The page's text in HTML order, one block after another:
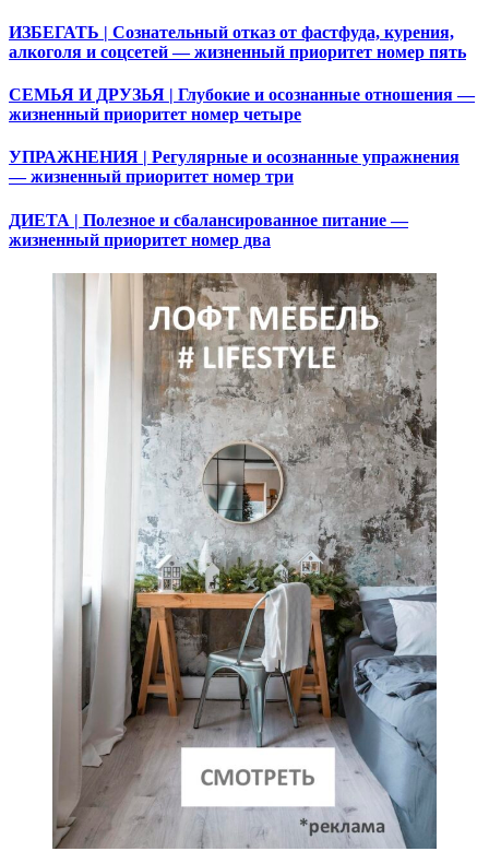
ИЗБЕГАТЬ | Сознательный отказ от фастфуда, курения,
алкоголя и соцсетей — жизненный приоритет номер пять
СЕМЬЯ И ДРУЗЬЯ | Глубокие и осознанные отношения —
жизненный приоритет номер четыре
УПРАЖНЕНИЯ | Регулярные и осознанные упражнения
— жизненный приоритет номер три
ДИЕТА | Полезное и сбалансированное питание —
жизненный приоритет номер два